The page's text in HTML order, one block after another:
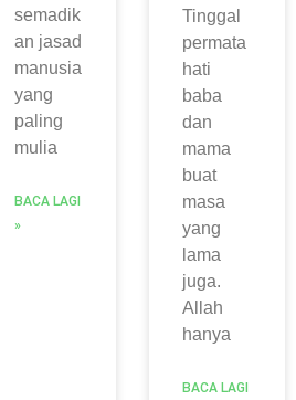
semadik
an jasad
manusia
yang
paling
mulia
BACA LAGI
»
Tinggal
permata
hati
baba
dan
mama
buat
masa
yang
lama
juga.
Allah
hanya
BACA LAGI